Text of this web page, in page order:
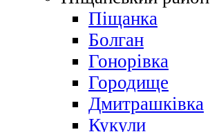
Піщанка
Болган
Гонорівка
Городище
Дмитрашківка
Кукули